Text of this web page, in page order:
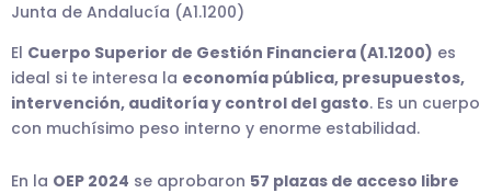
Junta de Andalucía (A1.1200)
El Cuerpo Superior de Gestión Financiera (A1.1200) es
ideal si te interesa la economía pública, presupuestos,
intervención, auditoría y control del gasto. Es un cuerpo
con muchísimo peso interno y enorme estabilidad.
En la OEP 2024 se aprobaron 57 plazas de acceso libre